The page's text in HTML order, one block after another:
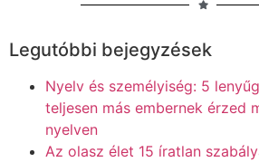
Legutóbbi bejegyzések
Nyelv és személyiség: 5
teljesen más embernek érzed
nyelven
Az olasz élet 15 íratlan